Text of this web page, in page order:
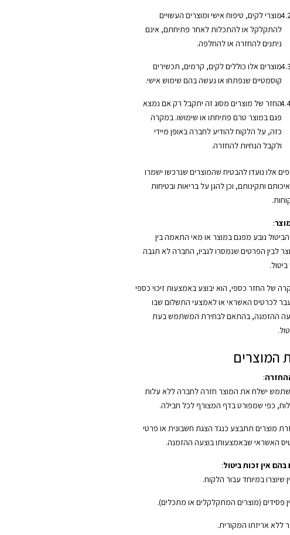
מוצרי לקים, טיפוח אישי ומוצרים העשויים
להתקלקל או להתכלות לאחר פתיחתם, אינם
ניתנים להחזרה או להחלפה.
מוצרים אלו כוללים לקים, קרמים, תכשירים
קוסמטיים שנפתחו או נעשה בהם שימוש אישי.
החזר של מוצרים מסוג זה יתקבל רק אם נמצא
פגם במוצר טרם פתיחתו או שימושו. במקרה
כזה, על הלקוח להודיע לחברה באופן מיידי
ולקבל הנחיות להחזרה.
אלו נועדו להבטיח שהמוצרים שנרכשו ישמרו
ותקינותם, וכן להגן על בריאות ובטיחות
:
נובע מפגם במוצר או מאי התאמה בין
לבין הפרטים שנמסרו לגביו, החברה לא תגבה
של החזר כספי, הוא יבוצע באמצעות זיכוי כספי
לכרטיס האשראי או לאמצעי התשלום שבו
ההזמנה, בהתאם לבחירת המשתמש בעת
המוצרים
:
ישלח את המוצר חזרה לחברה ללא עלות
כפי שמפורט בדף המצורף לכל חבילה.
מוצרים תתבצע כנגד הצגת חשבונית או פרטי
האשראי שבאמצעותו בוצעה ההזמנה.
אין זכות ביטול:
שיוצרו במיוחד עבור הלקוח.
פסידים (מוצרים המתקלקלים או מתכלים).
ללא אריזתו המקורית.